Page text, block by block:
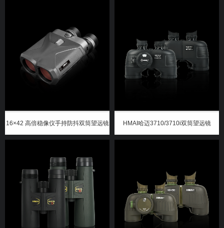
16×42 高倍稳像仪手持防抖双筒望远镜 HMAI哈迈3710/3710i双筒望远镜